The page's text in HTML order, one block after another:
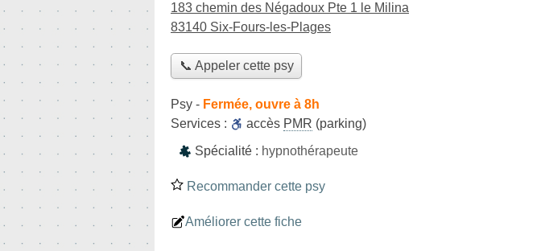
183 chemin des Négadoux Pte 1 le Milina
83140 Six-Fours-les-Plages
📞 Appeler cette psy
Psy - Fermée, ouvre à 8h
Services :
accès PMR (parking)
Spécialité : hypnothérapeute
Recommander cette psy
Améliorer cette fiche